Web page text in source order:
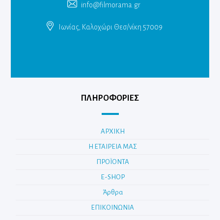
info@filmorama.gr
Ιωνίας, Καλοχώρι Θεσ/νίκη 57009
ΠΛΗΡΟΦΟΡΙΕΣ
ΑΡΧΙΚΗ
Η ΕΤΑΙΡΕΙΑ ΜΑΣ
ΠΡΟΪΟΝΤΑ
E-SHOP
Άρθρα
ΕΠΙΚΟΙΝΩΝΙΑ